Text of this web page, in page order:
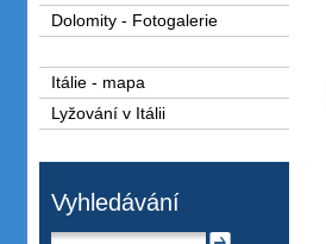
Dolomity - Fotogalerie
Itálie - mapa
Lyžování v Itálii
Vyhledávání